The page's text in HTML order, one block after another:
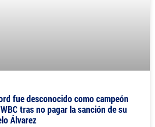
fue desconocido como campeón
tras no pagar la sanción de su
Álvarez